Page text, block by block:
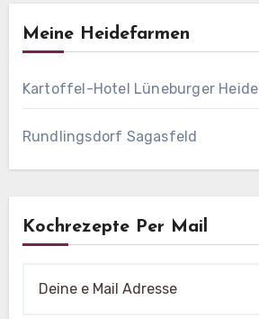
Meine Heidefarmen
Kartoffel-Hotel Lüneburger Heide
Rundlingsdorf Sagasfeld
Kochrezepte Per Mail